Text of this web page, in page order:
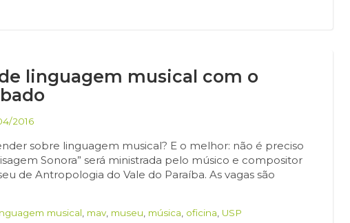
linguagem musical com o
2016
sobre linguagem musical? E o melhor: não é preciso
Sonora” será ministrada pelo músico e compositor
de Antropologia do Vale do Paraíba. As vagas são
musical mav museu música oficina USP